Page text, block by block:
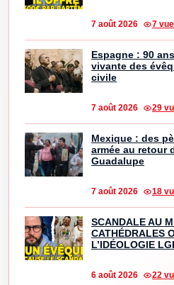
7 août 2026 7
Espagne : 90
vivante des
civile
7 août 2026 29
Mexique : des
armée au retour
Guadalupe
7 août 2026 18
SCANDALE AU
CATHÉDRALES
L’IDÉOLOGIE
6 août 2026 22